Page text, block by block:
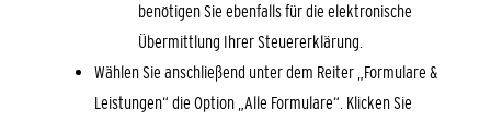
benötigen Sie ebenfalls für die elektronische
Übermittlung Ihrer Steuererklärung.
Wählen Sie anschließend unter dem Reiter „Formulare &
Leistungen“ die Option „Alle Formulare“. Klicken Sie